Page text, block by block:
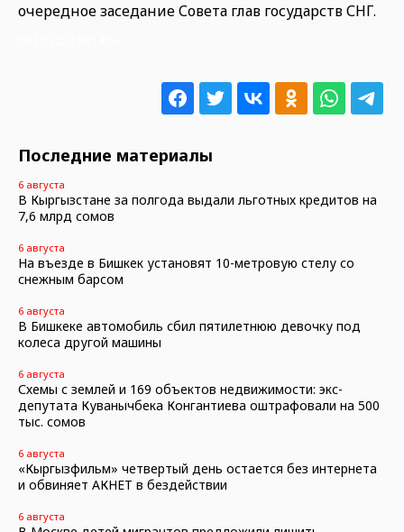
очередное заседание Совета глав государств СНГ.
Последние материалы
6 августа
В Кыргызстане за полгода выдали льготных кредитов на
7,6 млрд сомов
6 августа
На въезде в Бишкек установят 10-метровую стелу со
снежным барсом
6 августа
В Бишкеке автомобиль сбил пятилетнюю девочку под
колеса другой машины
6 августа
Схемы с землей и 169 объектов недвижимости: экс-
депутата Куванычбека Конгантиева оштрафовали на 500
тыс. сомов
6 августа
«Кыргызфильм» четвертый день остается без интернета
и обвиняет АКНЕТ в бездействии
6 августа